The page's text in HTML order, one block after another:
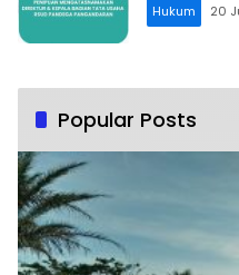
Hukum 20
Popular Posts